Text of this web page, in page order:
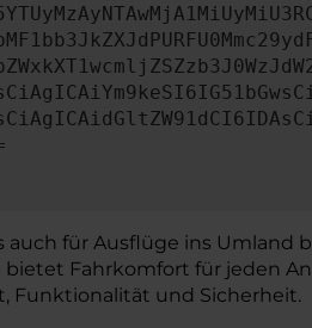
für Ausflüge ins Umland
Fahrkomfort für jeden
Funktionalität und Sicherheit.